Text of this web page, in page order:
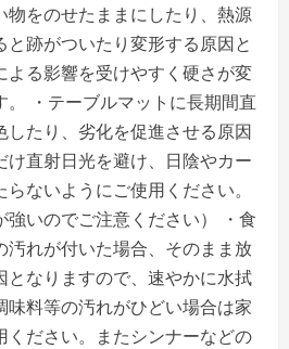
物をのせたままにしたり、熱源
跡がついたり変形する原因と
よる影響を受けやすく硬さが変
。 ・テーブルマットに長期間直
したり、劣化を促進させる原因
け直射日光を避け、日陰やカー
ないようにご使用ください。
強いのでご注意ください） ・食
汚れが付いた場合、そのまま放
となりますので、速やかに水拭
味料等の汚れがひどい場合は家
ください。またシンナーなどの